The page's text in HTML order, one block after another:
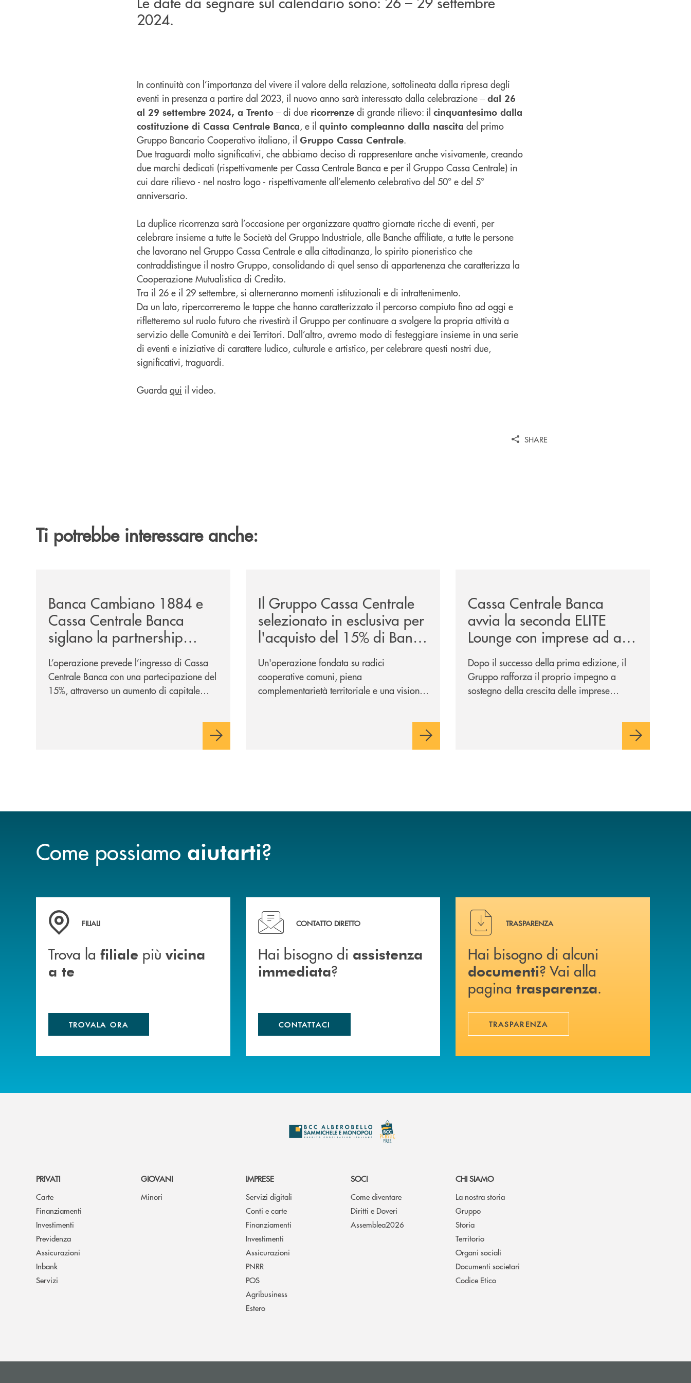
2024.
In continuità con l’importanza del vivere il valore della relazione, sottolineata dalla ripresa degli
eventi in presenza a partire dal 2023, il nuovo anno sarà interessato dalla celebrazione – dal 26
al 29 settembre 2024, a Trento – di due ricorrenze di grande rilievo: il cinquantesimo dalla
costituzione di Cassa Centrale Banca, e il quinto compleanno dalla nascita del primo
Gruppo Bancario Cooperativo italiano, il Gruppo Cassa Centrale.
Due traguardi molto significativi, che abbiamo deciso di rappresentare anche visivamente, creando
due marchi dedicati (rispettivamente per Cassa Centrale Banca e per il Gruppo Cassa Centrale) in
cui dare rilievo - nel nostro logo - rispettivamente all’elemento celebrativo del 50° e del 5°
anniversario.
La duplice ricorrenza sarà l’occasione per organizzare quattro giornate ricche di eventi, per
celebrare insieme a tutte le Società del Gruppo Industriale, alle Banche affiliate, a tutte le persone
che lavorano nel Gruppo Cassa Centrale e alla cittadinanza, lo spirito pioneristico che
contraddistingue il nostro Gruppo, consolidando di quel senso di appartenenza che caratterizza la
Cooperazione Mutualistica di Credito.
Tra il 26 e il 29 settembre, si alterneranno momenti istituzionali e di intrattenimento.
Da un lato, ripercorreremo le tappe che hanno caratterizzato il percorso compiuto fino ad oggi e
rifletteremo sul ruolo futuro che rivestirà il Gruppo per continuare a svolgere la propria attività a
servizio delle Comunità e dei Territori. Dall’altro, avremo modo di festeggiare insieme in una serie
di eventi e iniziative di carattere ludico, culturale e artistico, per celebrare questi nostri due,
significativi, traguardi.
Guarda qui il video.
SHARE
Ti potrebbe interessare anche:
Banca Cambiano 1884 e
Cassa Centrale Banca
siglano la partnership
strategica
L’operazione prevede l’ingresso di Cassa
Centrale Banca con una partecipazione del
15%, attraverso un aumento di capitale
sulla condivisione di valori comuni e sulla
prossimità ai territori, per ampliare l’offerta
Il Gruppo Cassa Centrale
selezionato in esclusiva per
l'acquisto del 15% di Banca
Cambiano 1884
Un'operazione fondata su radici
cooperative comuni, piena
complementarietà territoriale e una visione
Cassa Centrale Banca
avvia la seconda ELITE
Lounge con imprese ad alto
potenziale
Dopo il successo della prima edizione, il
Gruppo rafforza il proprio impegno a
sostegno della crescita delle imprese
Come possiamo aiutarti?
Trova la filiale più vicina a te
FILIALI
Trova la filiale più vicina
a te
TROVALA ORA
Hai bisogno di assistenza immediata ?
CONTATTO DIRETTO
Hai bisogno di assistenza
immediata?
CONTATTACI
Hai bisogno di alcuni documenti ? Vai alla pagina
TRASPARENZA
Hai bisogno di alcuni
documenti? Vai alla
pagina trasparenza.
TRASPARENZA
PRIVATI
Carte
Finanziamenti
Investimenti
Previdenza
Assicurazioni
Inbank
Servizi
GIOVANI
Minori
IMPRESE
Servizi digitali
Conti e carte
Finanziamenti
Investimenti
Assicurazioni
PNRR
POS
Agribusiness
Estero
SOCI
Come diventare
Diritti e Doveri
Assemblea2026
CHI SIAMO
La nostra storia
Gruppo
Storia
Territorio
Organi sociali
Documenti societari
Codice Etico